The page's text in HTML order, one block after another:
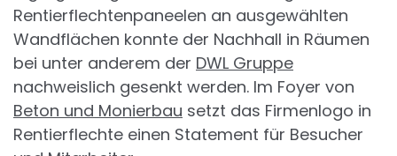
Rentierflechtenpaneelen an ausgewählten
Wandflächen konnte der Nachhall in Räumen
bei unter anderem der DWL Gruppe
nachweislich gesenkt werden. Im Foyer von
Beton und Monierbau setzt das Firmenlogo in
Rentierflechte einen Statement für Besucher